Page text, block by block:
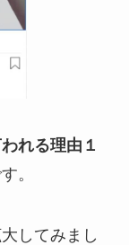
れる理由１
。
してみまし